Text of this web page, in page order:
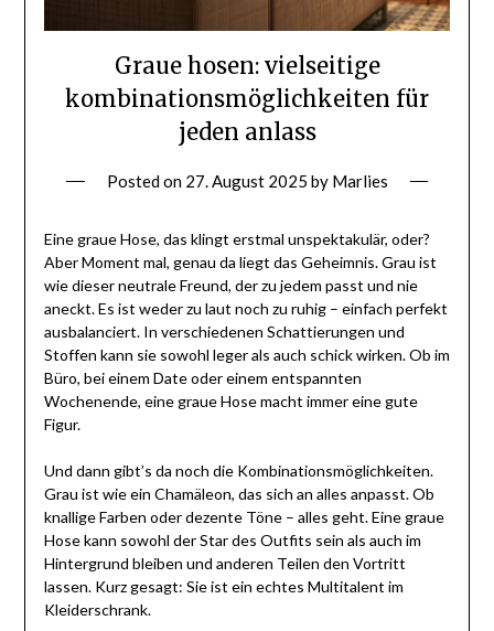
Graue hosen: vielseitige
kombinationsmöglichkeiten für
jeden anlass
Posted on 27. August 2025 by Marlies
Eine graue Hose, das klingt erstmal unspektakulär, oder?
Aber Moment mal, genau da liegt das Geheimnis. Grau ist
wie dieser neutrale Freund, der zu jedem passt und nie
aneckt. Es ist weder zu laut noch zu ruhig – einfach perfekt
ausbalanciert. In verschiedenen Schattierungen und
Stoffen kann sie sowohl leger als auch schick wirken. Ob im
Büro, bei einem Date oder einem entspannten
Wochenende, eine graue Hose macht immer eine gute
Figur.
Und dann gibt’s da noch die Kombinationsmöglichkeiten.
Grau ist wie ein Chamäleon, das sich an alles anpasst. Ob
knallige Farben oder dezente Töne – alles geht. Eine graue
Hose kann sowohl der Star des Outfits sein als auch im
Hintergrund bleiben und anderen Teilen den Vortritt
lassen. Kurz gesagt: Sie ist ein echtes Multitalent im
Kleiderschrank.